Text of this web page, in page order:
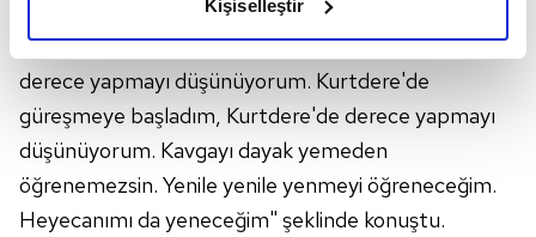
elimizden gelen çabayı gösterdiğimizi ve bu noktada,
kalemimiz olduğunu sizlere hatırlatmak isteriz.
Her halükârda, kullanıcılar, bu çerezlere izin vermedikleri
takdirde, kullanıcılara hedefli reklamlar
gösterilmeyecektir."
Kişiselleştir
ilk turda yenilip elendiğini söyleyen Akçay, "Hep
yeniliyorum. Allah izin verirse başladığım yerde
derece yapmayı düşünüyorum. Kurtdere'de
güreşmeye başladım, Kurtdere'de derece yapmayı
düşünüyorum. Kavgayı dayak yemeden
öğrenemezsin. Yenile yenile yenmeyi öğreneceğim.
Heyecanımı da yeneceğim" şeklinde konuştu.